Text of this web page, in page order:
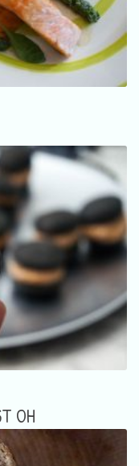
OH